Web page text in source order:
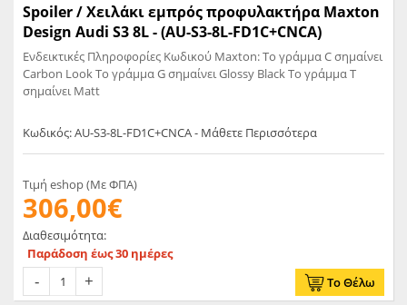
Spoiler / Χειλάκι εμπρός προφυλακτήρα Maxton
Design Audi S3 8L - (AU-S3-8L-FD1C+CNCA)
Ενδεικτικές Πληροφορίες Κωδικού Maxton: Το γράμμα C σημαίνει
Carbon Look Το γράμμα G σημαίνει Glossy Black Το γράμμα T
σημαίνει Matt
Κωδικός: AU-S3-8L-FD1C+CNCA - Μάθετε Περισσότερα
Τιμή eshop (Με ΦΠΑ)
306,00€
Διαθεσιμότητα:
Παράδοση έως 30 ημέρες
Το Θέλω